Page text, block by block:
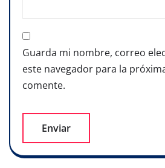
Guarda mi nombre, correo
este navegador para la
comente.